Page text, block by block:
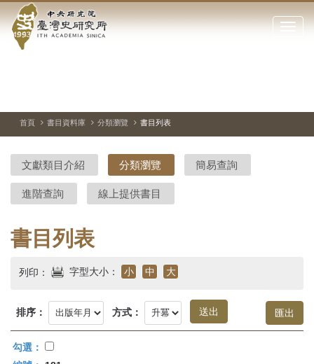
到中
央
院-
臺
灣
史
研
究
首
頁
點
閉
站
停、
圖
圖
結
首頁 書目資料庫 分類瀏覽 書目列表
文獻類目介紹 分類瀏覽 簡易查詢
進階查詢 線上提供書目
書目列表
列印： 字型大小： 小 中 大
排序： 方式：
勾選：